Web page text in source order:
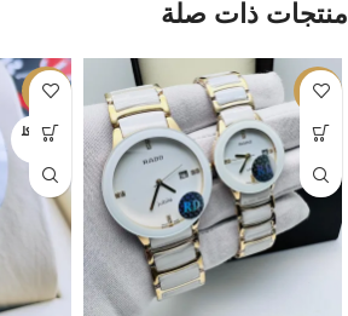
منتجات ذات صلة
-19%
-24%
بيعت كل